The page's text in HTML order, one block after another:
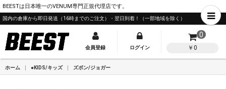
BEESTは日本唯一のVENUM専門正規代理店です。
国内の倉庫から即日発送（16時までのご注文）・翌日到着！（一部地域を除く）
会員登録 ログイン
0
￥0
ホーム ●KIDS/キッズ ズボン/ジョガー